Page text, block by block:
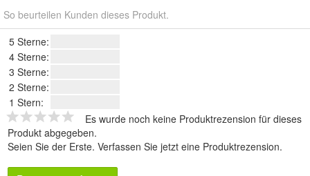
So beurteilen Kunden dieses Produkt.
5 Sterne:
4 Sterne:
3 Sterne:
2 Sterne:
1 Stern:
Es wurde noch keine Produktrezension für dieses
Produkt abgegeben.
Seien Sie der Erste. Verfassen Sie jetzt eine Produktrezension.